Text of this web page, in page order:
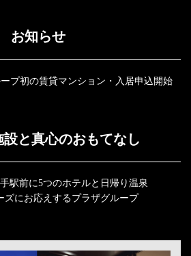
お知らせ
プ初の賃貸マンション・入居申込開始
設と真心のおもてなし
駅前に5つのホテルと日帰り温泉
ズにお応えするプラザグループ